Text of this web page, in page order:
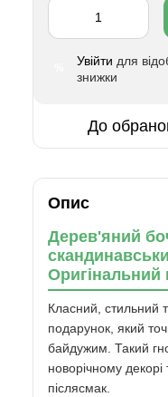
Увійти для
знижки
До
Опис
Дерев'яний
Оригінальний
Класний, стильний
подарунок, який
байдужим. Такий
новорічному
післясмак.